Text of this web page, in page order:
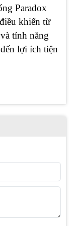
Paradox
khiển từ
tính năng
lợi ích tiện